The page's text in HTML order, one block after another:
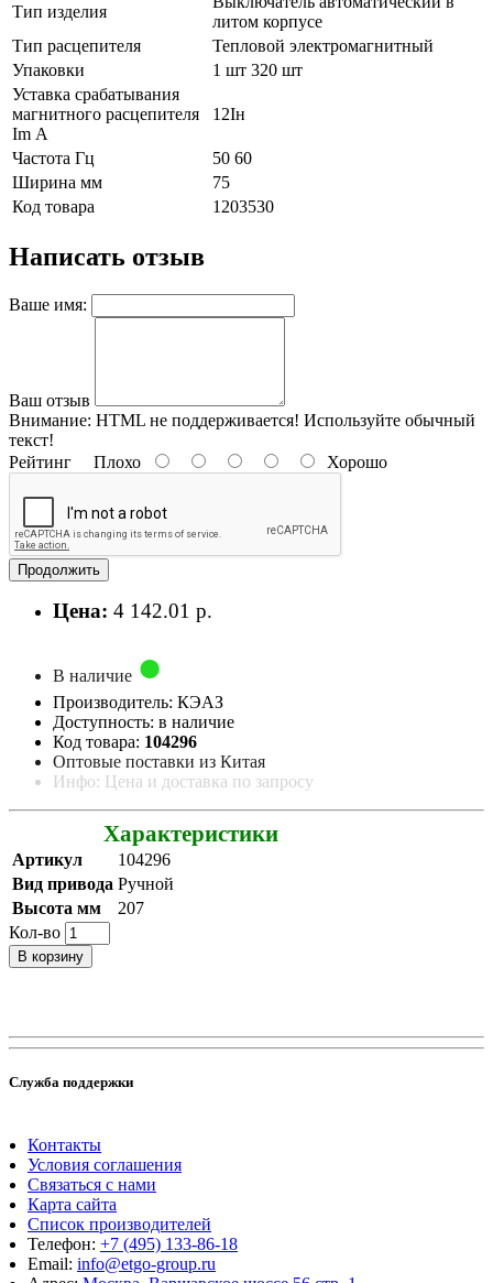
Тип изделия
литом корпусе
Тип расцепителя
Тепловой электромагнитный
Упаковки
1 шт 320 шт
Уставка срабатывания
магнитного расцепителя
Im А
12Iн
Частота Гц
50 60
Ширина мм
75
Код товара
1203530
Написать отзыв
Ваше имя:
Ваш отзыв
Внимание: HTML не поддерживается! Используйте обычный
текст!
Рейтинг Плохо Хорошо
Продолжить
Цена: 4 142.01 р.
В наличие
Производитель: КЭАЗ
Доступность: в наличие
Код товара: 104296
Оптовые поставки из Китая
Инфо: Цена и доставка по запросу
Характеристики
Артикул
104296
Вид привода Ручной
Высота мм
207
Кол-во
В корзину
Служба поддержки
Контакты
Условия соглашения
Связаться с нами
Карта сайта
Список производителей
Телефон: +7 (495) 133-86-18
Email: info@etgo-group.ru